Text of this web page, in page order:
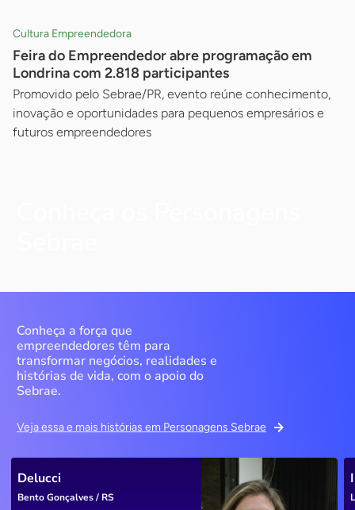
Cultura Empreendedora
Feira do Empreendedor abre programação em
Londrina com 2.818 participantes
Promovido pelo Sebrae/PR, evento reúne conhecimento,
inovação e oportunidades para pequenos empresários e
futuros empreendedores
Conheça a força que
empreendedores têm para
transformar negócios, realidades e
histórias de vida, com o apoio do
Sebrae.
Veja essa e mais histórias em Personagens Sebrae
Delucci
Bento Gonçalves / RS